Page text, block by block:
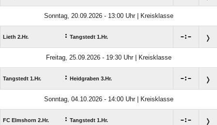
Sonntag, 20.09.2026 - 13:00 Uhr | Kreisklasse
Lieth 2.Hr. : Tangstedt 1.Hr. :
Freitag, 25.09.2026 - 19:30 Uhr | Kreisklasse
Tangstedt 1.Hr. : Heidgraben 3.Hr. :
Sonntag, 04.10.2026 - 14:00 Uhr | Kreisklasse
FC Elmshorn 2.Hr. : Tangstedt 1.Hr. :